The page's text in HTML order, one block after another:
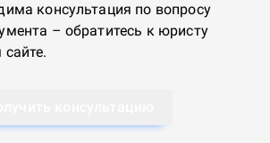
консультация по вопросу
– обратитесь к юристу